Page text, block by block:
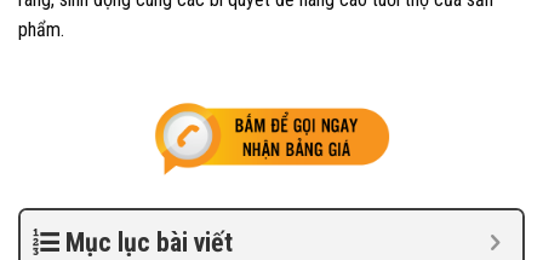
phẩm.
Mục lục bài viết